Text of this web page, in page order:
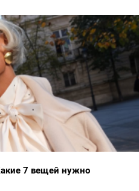
7 вещей нужно